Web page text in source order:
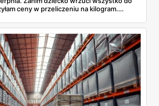
ceny w przeliczeniu na kilogram.
kilogram, ale lody do mrożenia i rurki
się nawet bez rabatu.